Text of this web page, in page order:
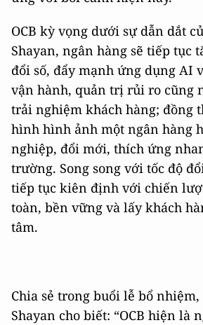
OCB kỳ vọng dưới sự dẫn dắt
Shayan, ngân hàng sẽ tiếp tục
đổi số, đẩy mạnh ứng dụng AI
vận hành, quản trị rủi ro cũng
trải nghiệm khách hàng; đồng
hình hình ảnh một ngân hàng
nghiệp, đổi mới, thích ứng
trường. Song song với tốc độ
tiếp tục kiên định với chiến
toàn, bền vững và lấy khách
tâm.
Chia sẻ trong buổi lễ bổ nhiệm,
Shayan cho biết: “OCB hiện là